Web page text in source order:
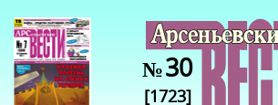
№30
[1723]